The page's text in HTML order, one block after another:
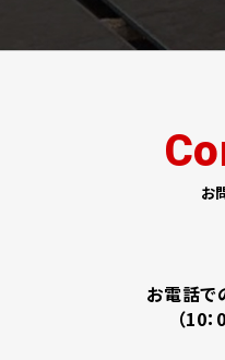
お
お電話で
（10